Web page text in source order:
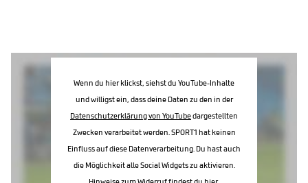
Wenn du hier klickst, siehst du YouTube-Inhalte
und willigst ein, dass deine Daten zu den in der
Datenschutzerklärung von YouTubedargestellten
Zwecken verarbeitet werden. SPORT1 hat keinen
Einfluss auf diese Datenverarbeitung. Du hast auch
die Möglichkeit alle Social Widgets zu aktivieren.